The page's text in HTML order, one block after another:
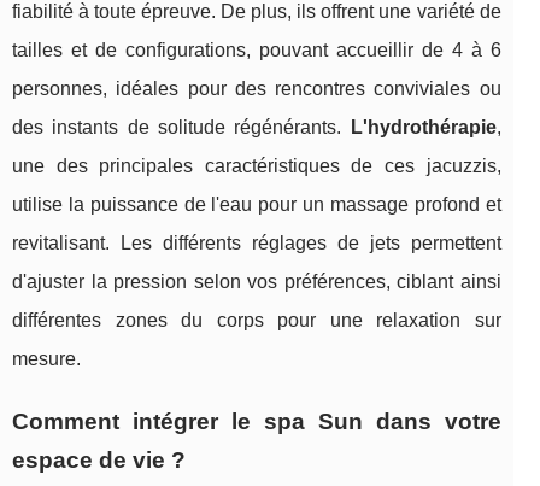
fiabilité à toute épreuve. De plus, ils offrent une variété de
tailles et de configurations, pouvant accueillir de 4 à 6
personnes, idéales pour des rencontres conviviales ou
des instants de solitude régénérants.
L'hydrothérapie,
une des principales caractéristiques de ces jacuzzis,
utilise la puissance de l'eau pour un massage profond et
revitalisant. Les différents réglages de jets permettent
d'ajuster la pression selon vos préférences, ciblant ainsi
différentes zones du corps pour une relaxation sur
mesure.
Comment intégrer le spa Sun dans votre
espace de vie ?